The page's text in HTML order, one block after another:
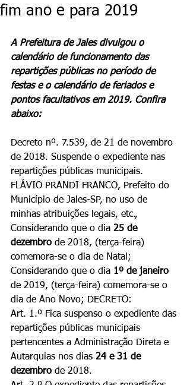
fim ano e para 2019
A Prefeitura de Jales divulgou o
calendário de funcionamento das
repartições públicas no período de
festas e o calendário de feriados e
pontos facultativos em 2019. Confira
abaixo:
Decreto nº. 7.539, de 21 de novembro
de 2018. Suspende o expediente nas
repartições públicas municipais.
FLÁVIO PRANDI FRANCO, Prefeito do
Município de Jales-SP, no uso de
minhas atribuições legais, etc.,
Considerando que o dia 25 de
dezembro de 2018, (terça-feira)
comemora-se o dia de Natal;
Considerando que o dia 1º de janeiro
de 2019, (terça-feira) comemora-se o
dia de Ano Novo; DECRETO:
Art. 1.º Fica suspenso o expediente das
repartições públicas municipais
pertencentes a Administração Direta e
Autarquias nos dias 24 e 31 de
dezembro de 2018.